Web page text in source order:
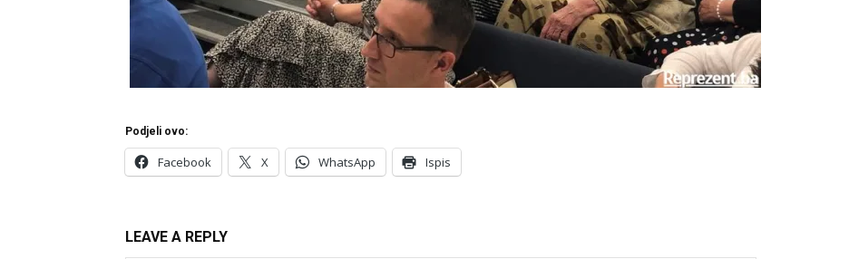
Podjeli ovo:
Facebook X WhatsApp Ispis
LEAVE A REPLY